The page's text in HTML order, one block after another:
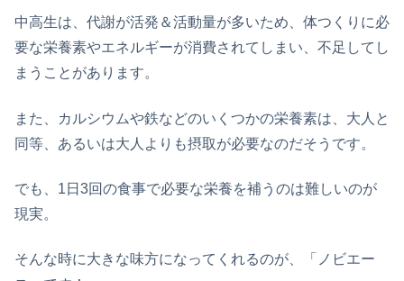
中高生は、代謝が活発＆活動量が多いため、体つくりに必
要な栄養素やエネルギーが消費されてしまい、不足してし
まうことがあります。
また、カルシウムや鉄などのいくつかの栄養素は、大人と
同等、あるいは大人よりも摂取が必要なのだそうです。
でも、1日3回の食事で必要な栄養を補うのは難しいのが
現実。
そんな時に大きな味方になってくれるのが、「ノビエー